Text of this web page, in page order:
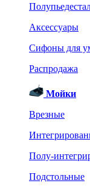
Аксессуары
Сифоны для
Распродажа
Мойки
Врезные
Полу-
Подстольные